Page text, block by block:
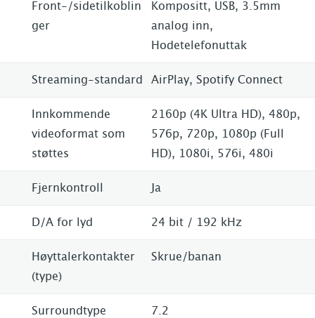
Front-/sidetilkoblin
ger
Kompositt, USB, 3.5mm
analog inn,
Hodetelefonuttak
Streaming-standard AirPlay, Spotify Connect
Innkommende
videoformat som
støttes
2160p (4K Ultra HD), 480p,
576p, 720p, 1080p (Full
HD), 1080i, 576i, 480i
Fjernkontroll Ja
D/A for lyd 24 bit / 192 kHz
Høyttalerkontakter
(type)
Skrue/banan
Surroundtype 7.2